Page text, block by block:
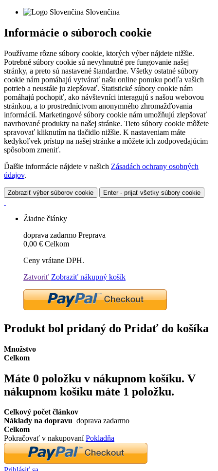
Slovenčina
Informácie o súboroch cookie
Používame rôzne súbory cookie, ktorých výber nájdete nižšie.
Potrebné súbory cookie sú nevyhnutné pre fungovanie našej
stránky, a preto sú nastavené štandardne. Všetky ostatné súbory
cookie nám pomáhajú vytvárať našu online ponuku podľa vašich
potrieb a neustále ju zlepšovať. Štatistické súbory cookie nám
pomáhajú pochopiť, ako návštevníci interagujú s našou webovou
stránkou, a to prostredníctvom anonymného zhromažďovania
informácií. Marketingové súbory cookie nám umožňujú zlepšovať
navrhované produkty na našej stránke. Tieto súbory cookie môžete
spravovať kliknutím na tlačidlo nižšie. K nastaveniam máte
kedykoľvek prístup na našej stránke a môžete ich zodpovedajúcim
spôsobom zmeniť.
Ďalšie informácie nájdete v našich Zásadách ochrany osobných
údajov.
Zobraziť výber súborov cookie Enter - prijať všetky súbory cookie
Žiadne články
doprava zadarmo Preprava
0,00 € Celkom
Ceny vrátane DPH.
Zatvoriť Zobraziť nákupný košík
Produkt bol pridaný do Pridať do košíka
Množstvo
Celkom
Máte 0 položku v nákupnom košíku. V
nákupnom košíku máte 1 položku.
Celkový počet článkov
Náklady na dopravu doprava zadarmo
Celkom
Pokračovať v nakupovaníPokladňa